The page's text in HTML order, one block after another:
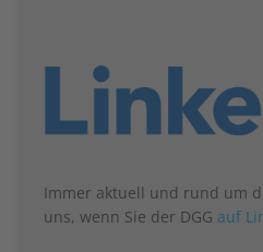
Immer aktuell und rund um
uns, wenn Sie der DGG auf